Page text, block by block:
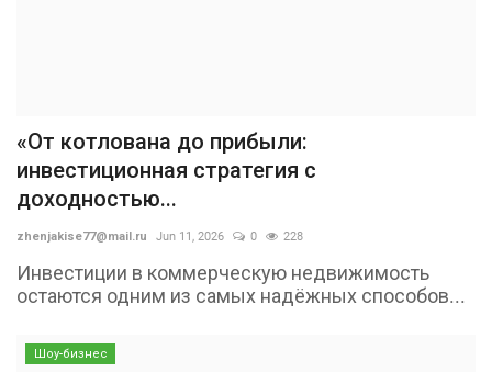
«От котлована до прибыли:
инвестиционная стратегия с
доходностью...
zhenjakise77@mail.ru Jun 11, 2026 0 228
Инвестиции в коммерческую недвижимость
остаются одним из самых надёжных способов...
Шоу-бизнес